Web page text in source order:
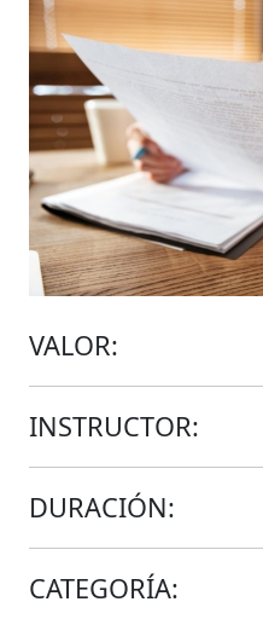
VALOR:
INSTRUCTOR:
DURACIÓN:
CATEGORÍA: